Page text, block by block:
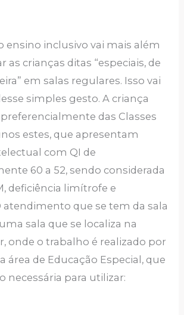
ensino inclusivo vai mais além
as crianças ditas “especiais, de
em salas regulares. Isso vai
simples gesto. A criança
das Classes
estes, que apresentam
com QI de
60 a 52, sendo considerada
deficiência limítrofe e
atendimento que se tem da sala
sala que se localiza na
onde o trabalho é realizado por
área de Educação Especial, que
necessária para utilizar: